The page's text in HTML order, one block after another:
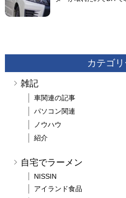
カテゴ
雑記
車関連の記事
パソコン関連
ノウハウ
紹介
自宅でラーメン
NISSIN
アイランド食品